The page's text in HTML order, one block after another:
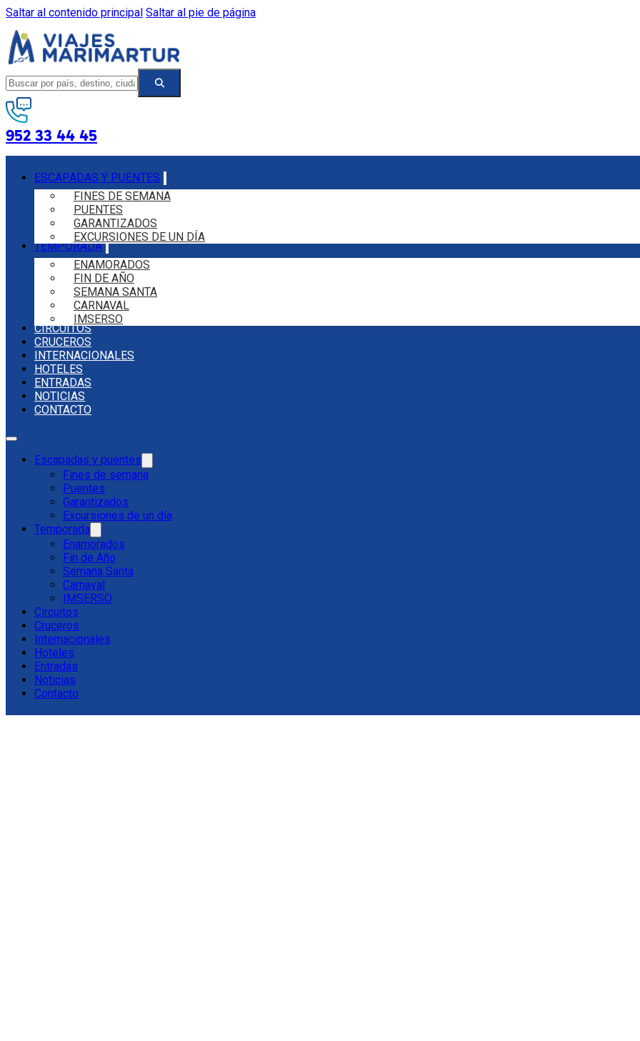
Saltar al contenido principal Saltar al pie de página
952 33 44 45
ESCAPADAS Y PUENTES
FINES DE SEMANA
PUENTES
GARANTIZADOS
EXCURSIONES DE UN DÍA
TEMPORADA
ENAMORADOS
FIN DE AÑO
SEMANA SANTA
CARNAVAL
IMSERSO
CIRCUITOS
CRUCEROS
INTERNACIONALES
HOTELES
ENTRADAS
NOTICIAS
CONTACTO
Escapadas y puentes
Fines de semana
Puentes
Garantizados
Excursiones de un día
Temporada
Enamorados
Fin de Año
Semana Santa
Carnaval
IMSERSO
Circuitos
Cruceros
Internacionales
Hoteles
Entradas
Noticias
Contacto